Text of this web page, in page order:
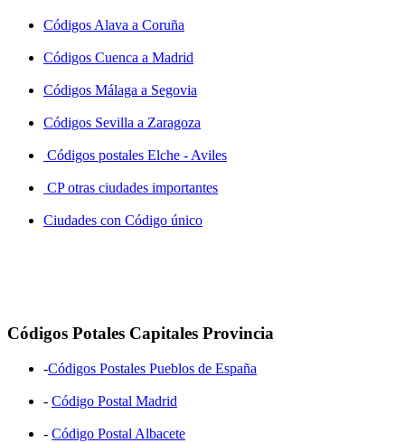
Códigos Alava a Coruña
Códigos Cuenca a Madrid
Códigos Málaga a Segovia
Códigos Sevilla a Zaragoza
Códigos postales Elche - Aviles
CP otras ciudades importantes
Ciudades con Código único
Códigos Potales Capitales Provincia
-Códigos Postales Pueblos de España
- Código Postal Madrid
- Código Postal Albacete